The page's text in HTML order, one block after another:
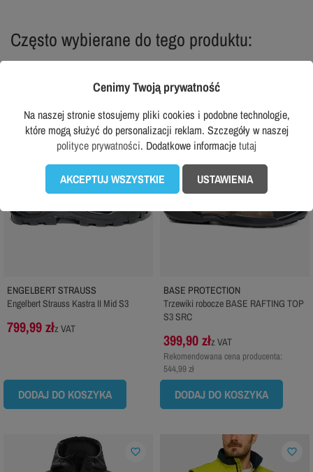
Często wybierane do tego produktu:
ENGELBERT STRAUSS
Engelbert Strauss Kastra II Mid S3
799,99 złz VAT
DODAJ DO KOSZYKA
BASE PROTECTION
Trzewiki robocze BASE RAFTING TOP
S3 SRC
399,90 złz VAT
Rekomendowana cena producenta:
544,99 zł
DODAJ DO KOSZYKA
favorite_border favorite_border
Cenimy Twoją prywatność
Na naszej stronie stosujemy pliki cookies i podobne technologie,
które mogą służyć do personalizacji reklam. Szczegóły w naszej
polityce prywatności. Dodatkowe informacjetutaj
AKCEPTUJ WSZYSTKIE USTAWIENIA